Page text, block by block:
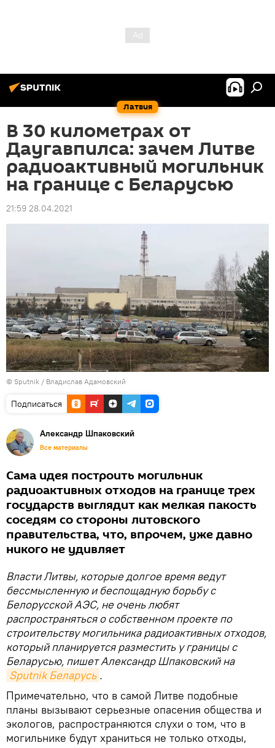
Латвия
В 30 километрах от
Даугавпилса: зачем Литве
радиоактивный могильник
на границе с Беларусью
21:59 28.04.2021
© Sputnik / Владислав Адамовский
Подписаться
Александр Шпаковский
Все материалы
Сама идея построить могильник
радиоактивных отходов на границе трех
государств выглядит как мелкая пакость
соседям со стороны литовского
правительства, что, впрочем, уже давно
никого не удивляет
Власти Литвы, которые долгое время ведут
бессмысленную и беспощадную борьбу с
Белорусской АЭС, не очень любят
распространяться о собственном проекте по
строительству могильника радиоактивных отходов,
который планируется разместить у границы с
Беларусью, пишет Александр Шпаковский на
Sputnik Беларусь .
Примечательно, что в самой Литве подобные
планы вызывают серьезные опасения общества и
экологов, распространяются слухи о том, что в
могильнике будут храниться не только отходы,